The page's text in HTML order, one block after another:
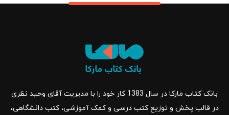
بانک کتاب مارکا در سال 1383 کار خود را با مدیریت آقای وحید نظری
در قالب پخش و توزیع کتب درسی و کمک آموزشی، کتب دانشگاهی،